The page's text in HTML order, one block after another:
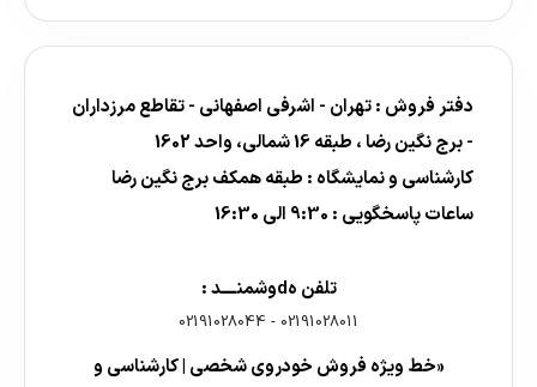
دفتر فروش : تهران - اشرفی اصفهانی - تقاطع مرزداران
- برج نگین رضا ، طبقه 16 شمالی، واحد 1602
کارشناسی و نمایشگاه : طبقه همکف برج نگین رضا
ساعات پاسخگویی : 9:30 الی 16:30
تلفن هdوشمنــــد :
02191028011
-
02191028044
«خط ویژه فروش خودروی شخصی | کارشناسی و